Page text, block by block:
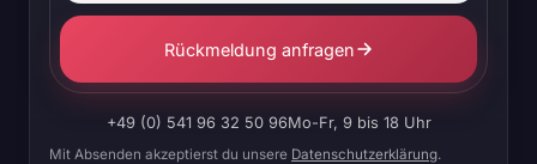
Rückmeldung anfragen
+49 (0) 541 96 32 50 96Mo-Fr, 9 bis 18 Uhr
Mit Absenden akzeptierst du unsere Datenschutzerklärung.